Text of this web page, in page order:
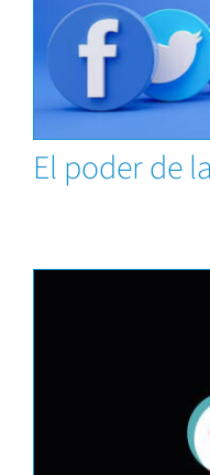
El poder de